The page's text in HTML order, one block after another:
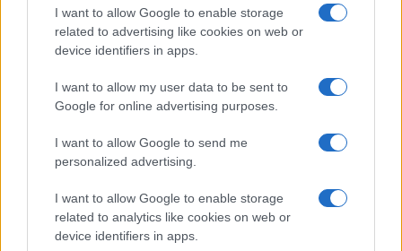
I want to allow Google to enable storage
related to advertising like cookies on web or
device identifiers in apps.
I want to allow my user data to be sent to
Google for online advertising purposes.
I want to allow Google to send me
personalized advertising.
I want to allow Google to enable storage
related to analytics like cookies on web or
device identifiers in apps.
Machiavelli,davanti alla recente riforma della
Corte dei conti, avrebbe probabilmente ricordato